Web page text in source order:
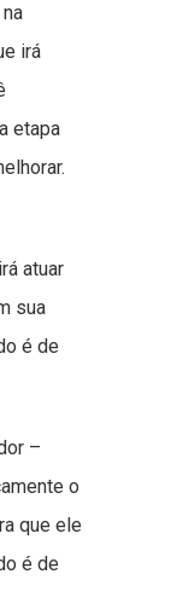
irá
etapa
atuar
sua
é de
–
o
que ele
é de